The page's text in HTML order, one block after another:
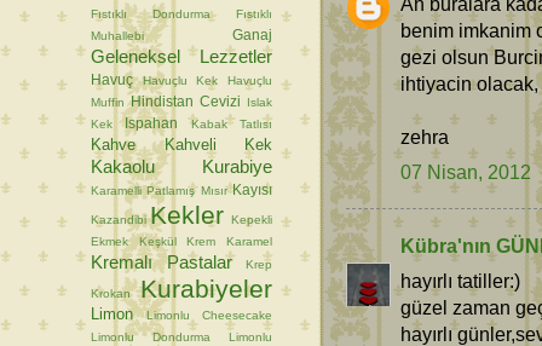
benim imkanim
gezi olsun
ihtiyacin
zehra
07 Nisan, 2012
Kübra'nın
hayırlı tatiller:)
güzel zaman
hayırlı
Fıstıklı Dondurma
Fıstıklı
Muhallebi
Ganaj
Geleneksel Lezzetler
Havuç Havuçlu Kek
Havuçlu
Muffin Hindistan Cevizi
Islak
Kek
Ispahan Kabak Tatlısı
Kahve Kahveli Kek
Kakaolu Kurabiye
Karamelli Patlamış Mısır Kayısı
Kazandibi Kekler Kepekli
Ekmek
Keşkül Krem Karamel
Kremalı Pastalar Krep
Krokan Kurabiyeler
Limon
Limonlu Cheesecake
Limonlu Dondurma
Limonlu